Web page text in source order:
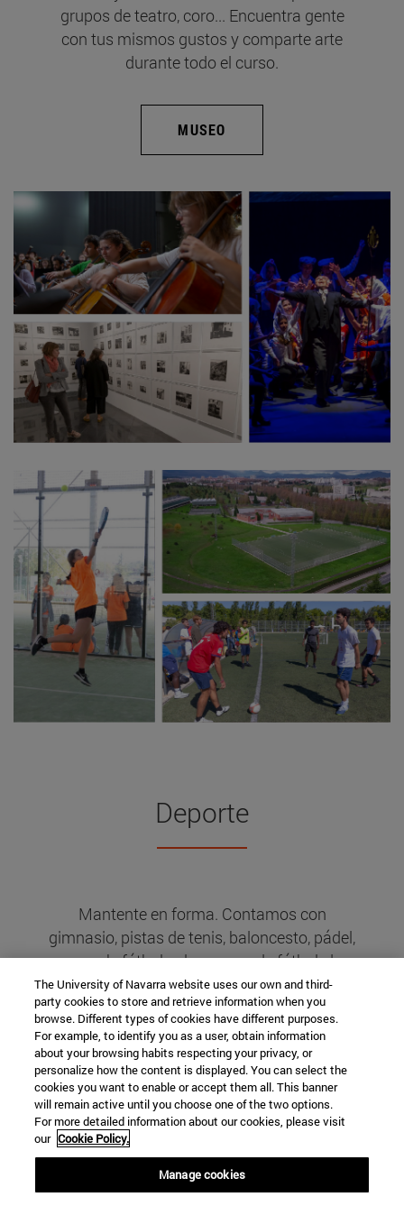
grupos de teatro, coro... Encuentra gente
con tus mismos gustos y comparte arte
durante todo el curso.
MUSEO
Deporte
Mantente en forma. Contamos con
gimnasio, pistas de tenis, baloncesto, pádel,
squash, fútbol sala, campo de fútbol, de
rugby… Utiliza lasinstalaciones deportivas
de la Universidad sin tener que moverte del
campus.
DEPORTES
The University of Navarra website uses our own and third-
party cookies to store and retrieve information when you
browse. Different types of cookies have different purposes.
For example, to identify you as a user, obtain information
about your browsing habits respecting your privacy, or
personalize how the content is displayed. You can select the
cookies you want to enable or accept them all. This banner
will remain active until you choose one of the two options.
For more detailed information about our cookies, please visit
our Cookie Policy.
Manage cookies